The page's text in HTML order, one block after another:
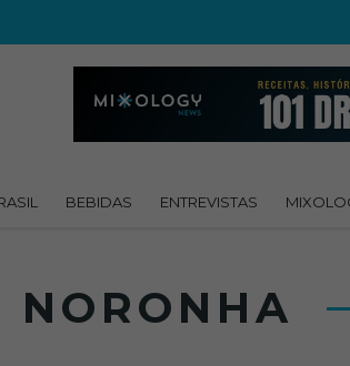
BEBIDAS ENTREVISTAS
NORONHA